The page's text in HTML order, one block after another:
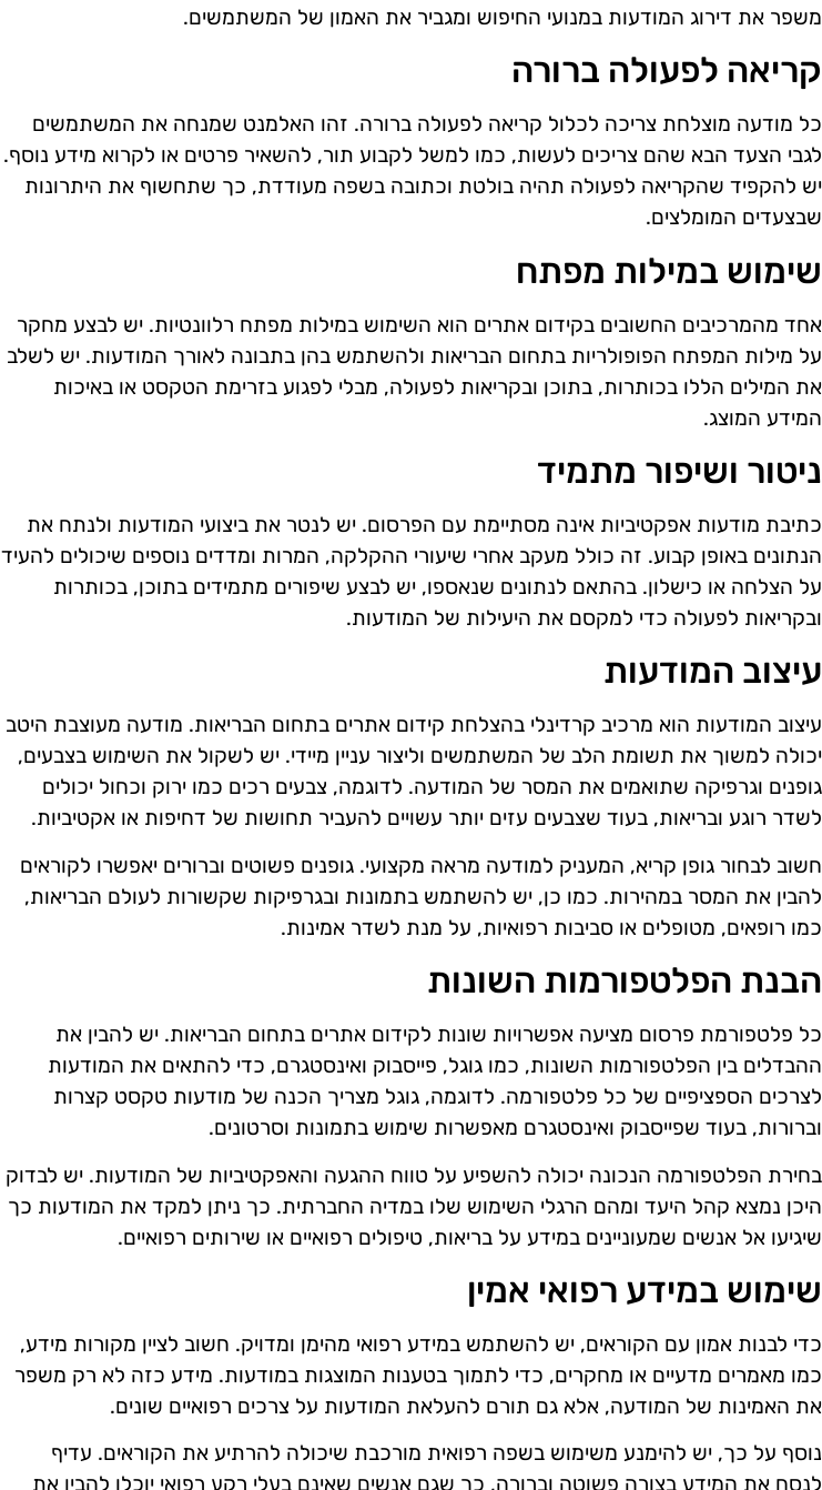
משפר את דירוג המודעות במנועי החיפוש ומגביר את האמון של המשתמשים.
קריאה לפעולה ברורה
כל מודעה מוצלחת צריכה לכלול קריאה לפעולה ברורה. זהו האלמנט שמנחה את המשתמשים
לגבי הצעד הבא שהם צריכים לעשות, כמו למשל לקבוע תור, להשאיר פרטים או לקרוא מידע נוסף.
יש להקפיד שהקריאה לפעולה תהיה בולטת וכתובה בשפה מעודדת, כך שתחשוף את היתרונות
שבצעדים המומלצים.
שימוש במילות מפתח
אחד מהמרכיבים החשובים בקידום אתרים הוא השימוש במילות מפתח רלוונטיות. יש לבצע מחקר
על מילות המפתח הפופולריות בתחום הבריאות ולהשתמש בהן בתבונה לאורך המודעות. יש לשלב
את המילים הללו בכותרות, בתוכן ובקריאות לפעולה, מבלי לפגוע בזרימת הטקסט או באיכות
המידע המוצג.
ניטור ושיפור מתמיד
כתיבת מודעות אפקטיביות אינה מסתיימת עם הפרסום. יש לנטר את ביצועי המודעות ולנתח את
הנתונים באופן קבוע. זה כולל מעקב אחרי שיעורי ההקלקה, המרות ומדדים נוספים שיכולים להעיד
על הצלחה או כישלון. בהתאם לנתונים שנאספו, יש לבצע שיפורים מתמידים בתוכן, בכותרות
ובקריאות לפעולה כדי למקסם את היעילות של המודעות.
עיצוב המודעות
עיצוב המודעות הוא מרכיב קרדינלי בהצלחת קידום אתרים בתחום הבריאות. מודעה מעוצבת היטב
יכולה למשוך את תשומת הלב של המשתמשים וליצור עניין מיידי. יש לשקול את השימוש בצבעים,
גופנים וגרפיקה שתואמים את המסר של המודעה. לדוגמה, צבעים רכים כמו ירוק וכחול יכולים
לשדר רוגע ובריאות, בעוד שצבעים עזים יותר עשויים להעביר תחושות של דחיפות או אקטיביות.
חשוב לבחור גופן קריא, המעניק למודעה מראה מקצועי. גופנים פשוטים וברורים יאפשרו לקוראים
להבין את המסר במהירות. כמו כן, יש להשתמש בתמונות ובגרפיקות שקשורות לעולם הבריאות,
כמו רופאים, מטופלים או סביבות רפואיות, על מנת לשדר אמינות.
הבנת הפלטפורמות השונות
כל פלטפורמת פרסום מציעה אפשרויות שונות לקידום אתרים בתחום הבריאות. יש להבין את
ההבדלים בין הפלטפורמות השונות, כמו גוגל, פייסבוק ואינסטגרם, כדי להתאים את המודעות
לצרכים הספציפיים של כל פלטפורמה. לדוגמה, גוגל מצריך הכנה של מודעות טקסט קצרות
וברורות, בעוד שפייסבוק ואינסטגרם מאפשרות שימוש בתמונות וסרטונים.
בחירת הפלטפורמה הנכונה יכולה להשפיע על טווח ההגעה והאפקטיביות של המודעות. יש לבדוק
היכן נמצא קהל היעד ומהם הרגלי השימוש שלו במדיה החברתית. כך ניתן למקד את המודעות כך
שיגיעו אל אנשים שמעוניינים במידע על בריאות, טיפולים רפואיים או שירותים רפואיים.
שימוש במידע רפואי אמין
כדי לבנות אמון עם הקוראים, יש להשתמש במידע רפואי מהימן ומדויק. חשוב לציין מקורות מידע,
כמו מאמרים מדעיים או מחקרים, כדי לתמוך בטענות המוצגות במודעות. מידע כזה לא רק משפר
את האמינות של המודעה, אלא גם תורם להעלאת המודעות על צרכים רפואיים שונים.
נוסף על כך, יש להימנע משימוש בשפה רפואית מורכבת שיכולה להרתיע את הקוראים. עדיף
לנסח את המידע בצורה פשוטה וברורה, כך שגם אנשים שאינם בעלי רקע רפואי יוכלו להבין את